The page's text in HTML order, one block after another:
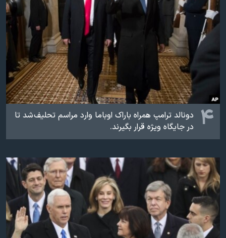
۴
دونالد ترامپ همراه باراک اوباما وارد مراسم تحلیف شد تا
در جایگاه ویژه قرار بگیرند.